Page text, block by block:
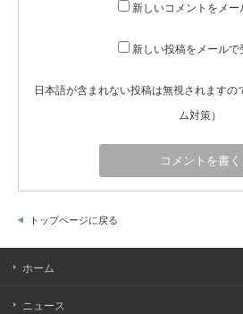
新しいコメントをメー
新しい投稿をメールで
日本語が含まれない投稿は無視されます
ム対策）
トップページに戻る
ホーム
ニュース